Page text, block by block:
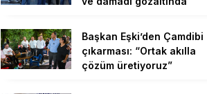
Başkan Eşki’den Çamdibi
çıkarması: “Ortak akılla
çözüm üretiyoruz”